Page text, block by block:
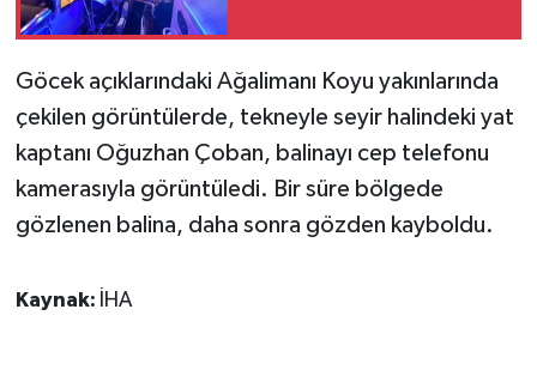
Göcek açıklarındaki Ağalimanı Koyu yakınlarında
çekilen görüntülerde, tekneyle seyir halindeki yat
kaptanı Oğuzhan Çoban, balinayı cep telefonu
kamerasıyla görüntüledi. Bir süre bölgede
gözlenen balina, daha sonra gözden kayboldu.
Kaynak: İHA
Güvenlik
HABERDE İNSAN
İNSAN
İş Dünyası